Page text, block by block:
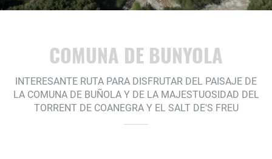
COMUNA DE BUNYOLA
INTERESANTE RUTA PARA DISFRUTAR DEL PAISAJE DE
LA COMUNA DE BUÑOLA Y DE LA MAJESTUOSIDAD DEL
TORRENT DE COANEGRA Y EL SALT DE'S FREU